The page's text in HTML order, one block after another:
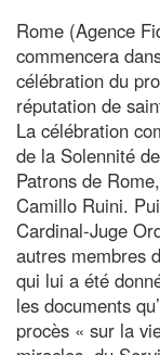
Rome (Agence
commencera
célébration du
réputation de
La célébration
de la Solennité
Patrons de
Camillo Ruini.
Cardinal-Juge
autres membres
qui lui a été
les documents
procès « sur la